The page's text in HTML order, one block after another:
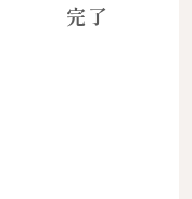
完了